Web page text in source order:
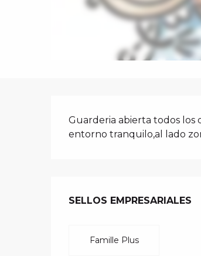
Guarderia abierta todos los
entorno tranquilo,al lado
OFERTA
SELLOS EMPRESARIALES
SELLOS EMPRESARIALES
Famille Plus